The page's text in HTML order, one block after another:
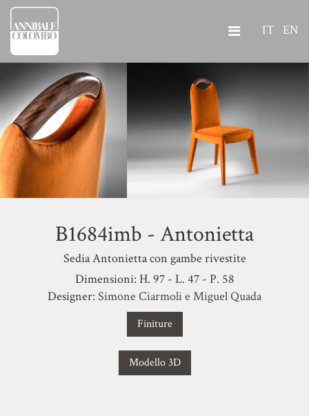
IT EN
B1684imb - Antonietta
Sedia Antonietta con gambe rivestite
Dimensioni: H. 97 - L. 47 - P. 58
Designer: Simone Ciarmoli e Miguel Quada
Finiture
Modello 3D